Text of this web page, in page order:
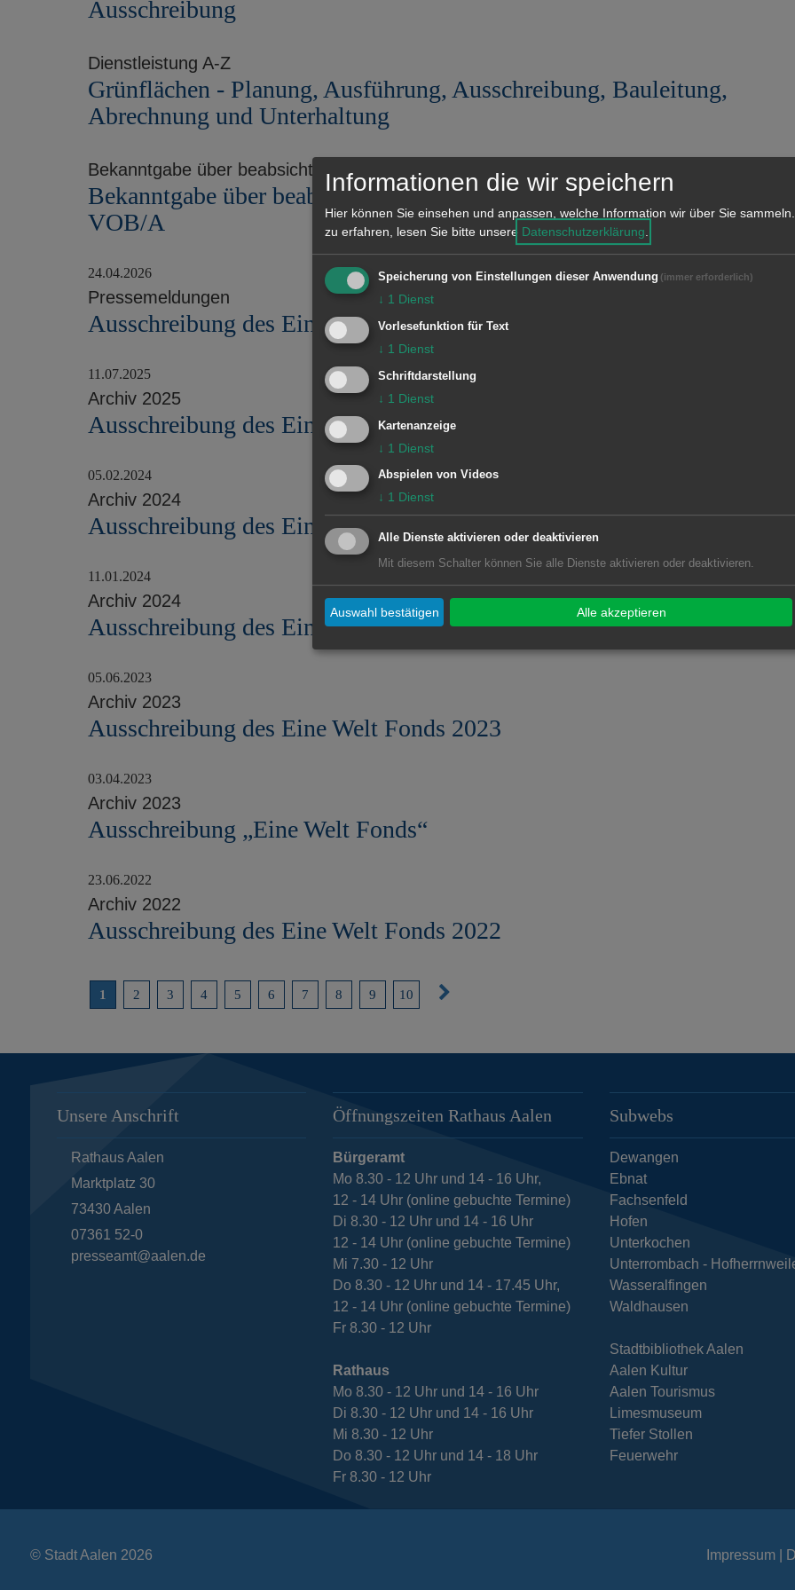
e
e
Ausschreibung
Dienstleistung A-Z
Grünflächen - Planung, Ausführung, Ausschreibung, Bauleitung,
Abrechnung und Unterhaltung
Bekanntgabe über beabsichtigte Beschränkte Ausschreibungen
Bekanntgabe über beabsichtigte Beschränkte Ausschreibungen nach § 20
VOB/A
24.04.2026
Pressemeldungen
Ausschreibung des Eine Welt Fonds 2026
11.07.2025
Archiv 2025
Ausschreibung des Eine Welt Fonds 2025
05.02.2024
Archiv 2024
Ausschreibung des Eine Welt Fonds 2024
11.01.2024
Archiv 2024
Ausschreibung des Eine Welt Fonds 2024
05.06.2023
Archiv 2023
Ausschreibung des Eine Welt Fonds 2023
03.04.2023
Archiv 2023
Ausschreibung „Eine Welt Fonds“
23.06.2022
Archiv 2022
Ausschreibung des Eine Welt Fonds 2022
1 2 3 4 5 6 7 8 9 10
N
s
t
S
e
i
e
Unsere Anschrift
Rathaus Aalen
Marktplatz 30
73430 Aalen
07361 52-0
presseamt@aalen.de
Öffnungszeiten Rathaus Aalen
Bürgeramt
Mo 8.30 - 12 Uhr und 14 - 16 Uhr,
12 - 14 Uhr (online gebuchte Termine)
Di 8.30 - 12 Uhr und 14 - 16 Uhr
12 - 14 Uhr (online gebuchte Termine)
Mi 7.30 - 12 Uhr
Do 8.30 - 12 Uhr und 14 - 17.45 Uhr,
12 - 14 Uhr (online gebuchte Termine)
Fr 8.30 - 12 Uhr
Rathaus
Mo 8.30 - 12 Uhr und 14 - 16 Uhr
Di 8.30 - 12 Uhr und 14 - 16 Uhr
Mi 8.30 - 12 Uhr
Do 8.30 - 12 Uhr und 14 - 18 Uhr
Fr 8.30 - 12 Uhr
Subwebs
Dewangen
Ebnat
Fachsenfeld
Hofen
Unterkochen
Unterrombach -
Wasseralfingen
Waldhausen
Stadtbibliothek Aalen
Aalen Kultur
Aalen Tourismus
Limesmuseum
Tiefer Stollen
Feuerwehr
© Stadt Aalen 2026 Impressum
Informationen die wir speichern
Hier können Sie einsehen und anpassen, welche Information wir über Sie sammeln.
zu erfahren, lesen Sie bitte unsere Datenschutzerklärung.
Speicherung von Einstellungen dieser Anwendung (immer erforderlich)
↓ 1 Dienst
Vorlesefunktion für Text
↓ 1 Dienst
Schriftdarstellung
↓ 1 Dienst
Kartenanzeige
↓ 1 Dienst
Abspielen von Videos
↓ 1 Dienst
Alle Dienste aktivieren oder deaktivieren
Mit diesem Schalter können Sie alle Dienste aktivieren oder deaktivieren.
Auswahl bestätigen Alle akzeptieren